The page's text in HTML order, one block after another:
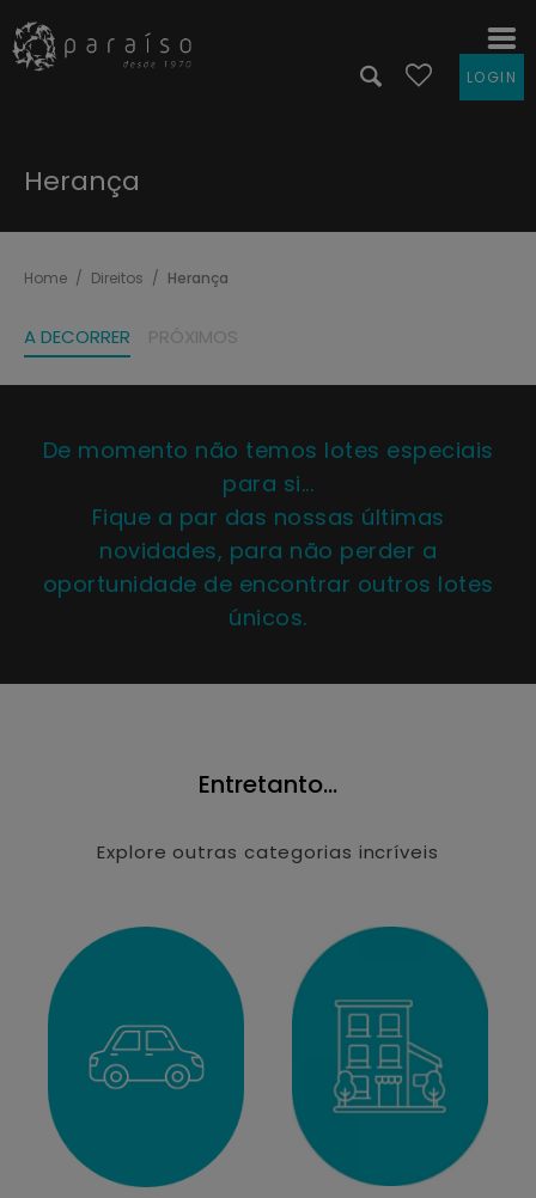
LOGIN
Herança
Home Direitos Herança
A DECORRER PRÓXIMOS
De momento não temos lotes especiais
para si...
Fique a par das nossas últimas
novidades, para não perder a
oportunidade de encontrar outros lotes
únicos.
Entretanto...
Explore outras categorias incríveis